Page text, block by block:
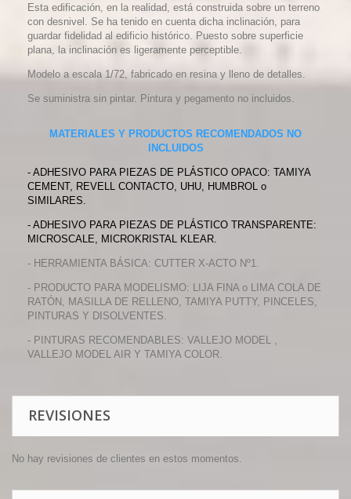
Esta edificación, en la realidad, está construida sobre un terreno
con desnivel. Se ha tenido en cuenta dicha inclinación, para
guardar fidelidad al edificio histórico. Puesto sobre superficie
plana, la inclinación es ligeramente perceptible.
Modelo a escala 1/72, fabricado en resina y lleno de detalles.
Se suministra sin pintar. Pintura y pegamento no incluidos.
MATERIALES Y PRODUCTOS RECOMENDADOS NO
INCLUIDOS
- ADHESIVO PARA PIEZAS DE PLÁSTICO OPACO: TAMIYA
CEMENT, REVELL CONTACTO, UHU, HUMBROL o
SIMILARES.
- ADHESIVO PARA PIEZAS DE PLÁSTICO TRANSPARENTE:
MICROSCALE, MICROKRISTAL KLEAR.
- HERRAMIENTA BÁSICA: CUTTER X-ACTO Nº1.
- PRODUCTO PARA MODELISMO: LIJA FINA o LIMA COLA DE
RATÓN, MASILLA DE RELLENO, TAMIYA PUTTY, PINCELES,
PINTURAS Y DISOLVENTES.
- PINTURAS RECOMENDABLES: VALLEJO MODEL ,
VALLEJO MODEL AIR Y TAMIYA COLOR.
REVISIONES
No hay revisiones de clientes en estos momentos.